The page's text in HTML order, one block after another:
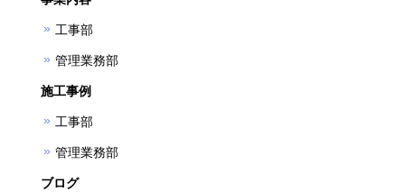
工事部
管理業務部
施工事例
工事部
管理業務部
ブログ